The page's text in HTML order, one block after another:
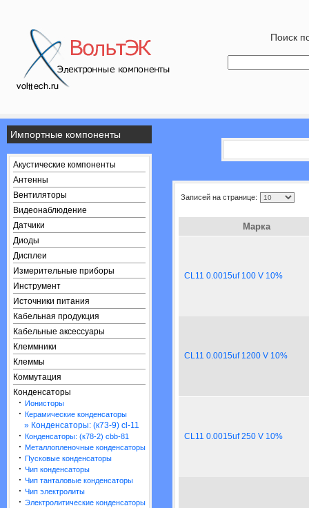
Поиск
Импортные компоненты
Акустические компоненты
Антенны
Вентиляторы
Видеонаблюдение
Датчики
Диоды
Дисплеи
Измерительные приборы
Инструмент
Источники питания
Кабельная продукция
Кабельные аксессуары
Клеммники
Клеммы
Коммутация
Конденсаторы
· Ионисторы
· Керамические конденсаторы
» Конденсаторы: (к73-9) cl-11
· Конденсаторы: (к78-2) cbb-81
· Металлопленочные конденсаторы
· Пусковые конденсаторы
· Чип конденсаторы
· Чип танталовые конденсаторы
· Чип электролиты
· Электролитические конденсаторы
Записей на странице:
Марка
CL11 0.0015uf 100 V 10%
CL11 0.0015uf 1200 V 10%
CL11 0.0015uf 250 V 10%